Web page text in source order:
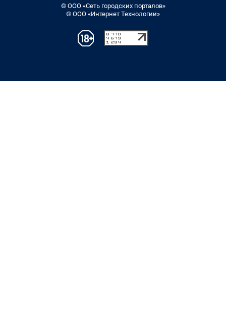
© ООО «Сеть городских порталов»
© ООО «Интернет Технологии»